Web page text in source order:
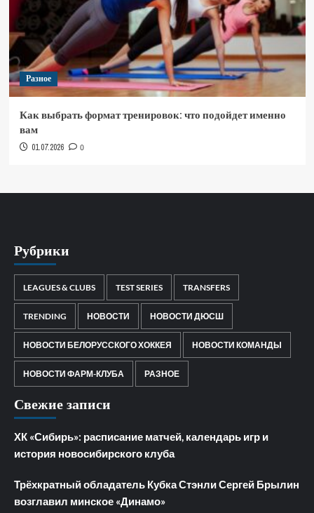
Разное
Как выбрать формат тренировок: что подойдет именно
вам
01.07.2026 0
Рубрики
LEAGUES & CLUBS TEST SERIES TRANSFERS
TRENDING НОВОСТИ НОВОСТИ ДЮСШ
НОВОСТИ БЕЛОРУССКОГО ХОККЕЯ НОВОСТИ КОМАНДЫ
НОВОСТИ ФАРМ-КЛУБА РАЗНОЕ
Свежие записи
ХК «Сибирь»: расписание матчей, календарь игр и
история новосибирского клуба
Трёхкратный обладатель Кубка Стэнли Сергей Брылин
возглавил минское «Динамо»